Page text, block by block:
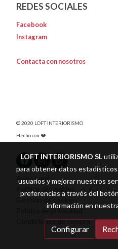
REDES SOCIALES
Facebook
Instagram
Contacta con nosotros
© 2020 LOFT INTERIORISMO
Hecho con ❤️
Aviso legal
Política de cookies
Gestión de cookies
Política de privacidad
Condiciones de compra
LOFT INTERIORISMO SL
para obtener datos
usuarios y mejorar nuestros
preferencias a través del
información en
Configurar